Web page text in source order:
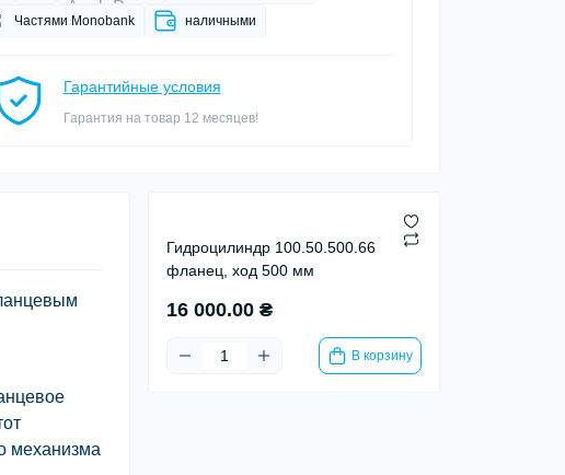
Частями Monobank наличными
Гарантийные условия
Гарантия на товар 12 месяцев!
Гидроцилиндр 100.50.500.66
фланец, ход 500 мм
16 000.00 ₴
В корзину
механизма